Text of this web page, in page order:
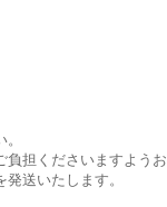
負担くださいますようお
送いたします。